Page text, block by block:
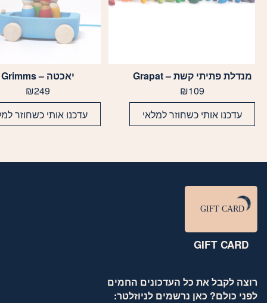
מנדלת פתיתי קשת – Grapat
₪109
עדכנו אותי כשחוזר למלאי
יאכטה – Grimms
₪249
עדכנו אותי כשחוזר
רוצה לקבל את כל העדכונים החמים
לפני כולם? כאן נרשמים לניוזלטר:
GIFT CARD